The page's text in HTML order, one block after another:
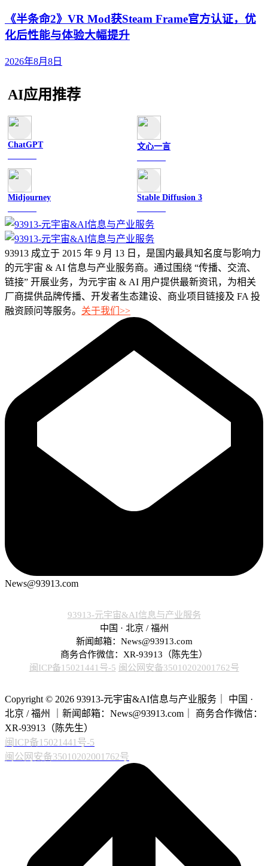
《半条命2》VR Mod获Steam Frame官方认证，优
化后性能与体验大幅提升
2026年8月8日
AI应用推荐
ChatGPT 文心一言
Midjourney Stable Diffusion 3
93913 成立于 2015 年 9 月 13 日，是国内最具知名度与影响力
的元宇宙 & AI 信息与产业服务商。通过围绕 “传播、交流、
链接” 开展业务，为元宇宙 & AI 用户提供最新资讯，为相关
厂商提供品牌传播、开发者生态建设、商业项目链接及 FA 投
融资顾问等服务。 关于我们>>
News@93913.com
93913-元宇宙&AI信息与产业服务
中国 · 北京 / 福州
新闻邮箱：News@93913.com
商务合作微信：XR-93913（陈先生）
闽ICP备15021441号-5 闽公网安备35010202001762号
Copyright © 2026 93913-元宇宙&AI信息与产业服务｜ 中国 ·
北京 / 福州 ｜新闻邮箱：News@93913.com｜ 商务合作微信：
XR-93913（陈先生）
闽ICP备15021441号-5
闽公网安备35010202001762号